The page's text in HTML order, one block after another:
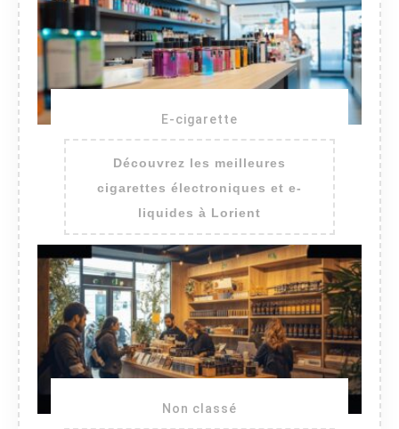
E-cigarette
Découvrez les meilleures
cigarettes électroniques et e-
liquides à Lorient
Non classé